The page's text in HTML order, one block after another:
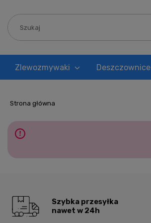
Zlewozmywaki Deszczownice
Strona główna
Szybka przesyłka
nawet w 24h